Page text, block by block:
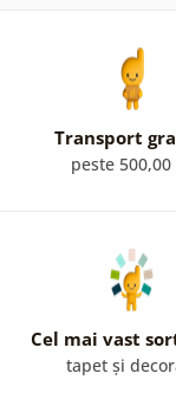
Transport
peste 500,00
Cel mai vast
tapet și